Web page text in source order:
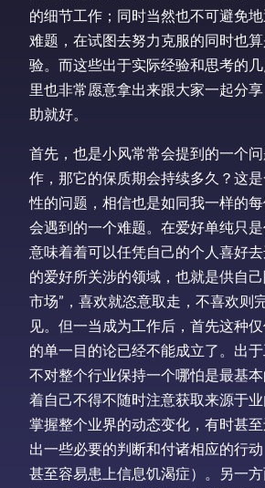
的细节工作；同时当然也不可避免
难题，在试图去努力克服的同时也
验。而这些出于实际经验和思考的
里也非常愿意拿出来跟大家一起分
助就好。
首先，也是小风常常会提到的一个
作，那它的保质期会持续多久？这
性的问题，相信也是如同我一样的
会遇到的一个难题。在爱好单纯只是
意味着着可以任凭自己的个人喜好
的爱好所关涉的领域，也就是供自
市场”，喜欢就恣意取走，不喜欢则
见。但一当成为工作后，首先这种
的单一目的论已经不能成立了。出
不对整个行业保持一个哪怕是最基
着自己不得不随时注意获取来源于业
掌握整个业界的动态变化，有时甚
出一些必要的判断和付诸相应的行
甚至容易患上信息饥渴症）。另一